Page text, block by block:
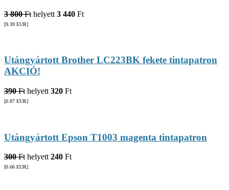
3 800 Ft helyett 3 440 Ft
[9.39 EUR]
Utángyártott Brother LC223BK fekete tintapatron
AKCIÓ!
390 Ft helyett 320 Ft
[0.87 EUR]
Utángyártott Epson T1003 magenta tintapatron
300 Fthelyett240 Ft
[0.66 EUR]